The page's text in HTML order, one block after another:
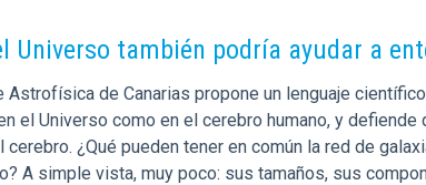
Universo también podría ayudar a
de Canarias propone un lenguaje
el Universo como en el cerebro humano, y
¿Qué pueden tener en común la red de
A simple vista, muy poco: sus tamaños, sus